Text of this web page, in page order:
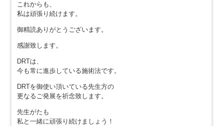
これからも、
私は頑張り続けます。
御精読ありがとうございます。
感謝致します。
DRTは、
今も常に進歩している施術法です。
DRTを御使い頂いている先生方の
更なるご発展を祈念致します。
先生がたも
私と一緒に頑張り続けましょう！